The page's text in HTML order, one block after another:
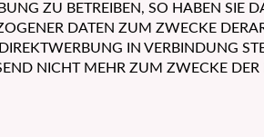
ZU BETREIBEN, SO HABEN SIE
DATEN ZUM ZWECKE
IN VERBINDUNG
NICHT MEHR ZUM ZWECKE